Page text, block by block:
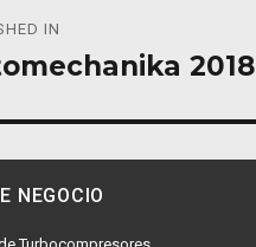
IN
2018
NEGOCIO